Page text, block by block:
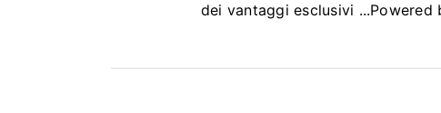
dei vantaggi esclusivi ...Powered